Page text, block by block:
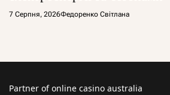
7 Серпня, 2026Федоренко Світлана
Partner ofonline casino australia